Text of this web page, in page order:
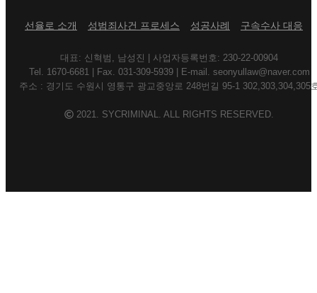
선율로 소개 성범죄사건 프로세스 성공사례 구속수사 대응
대표: 신혁범, 남성진 | 사업자등록번호: 230-22-00904
Tel. 1670-6681 | Fax. 031-309-5939 | E-mail. seonyullaw@naver.com
주소 : 경기도 수원시 영통구 광교중앙로 248번길 95-1 302,303,304,305
2021. SYCRIMINAL. ALL RIGHTS RESERVED.